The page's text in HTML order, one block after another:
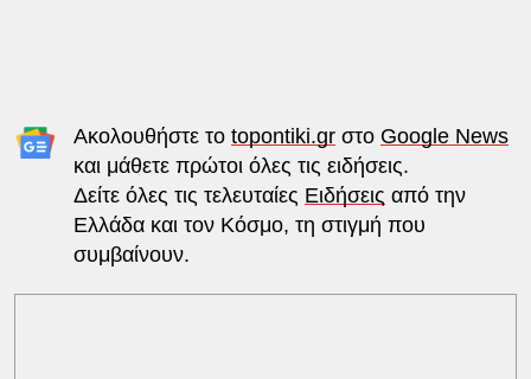
Ακολουθήστε το topontiki.grστο Google News
και μάθετε πρώτοι όλες τις ειδήσεις.
Δείτε όλες τις τελευταίες Ειδήσεις από την
Ελλάδα και τον Κόσμο, τη στιγμή που
συμβαίνουν.